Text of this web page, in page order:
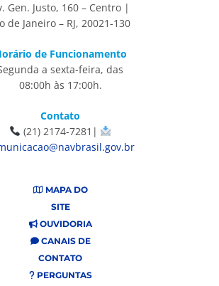
Gen. Justo, 160 – Centro |
de Janeiro – RJ, 20021-130
de Funcionamento
a sexta-feira, das
08:00h às 17:00h.
Contato
(21) 2174-7281|
MAPA DO
SITE
OUVIDORIA
CANAIS DE
CONTATO
PERGUNTAS